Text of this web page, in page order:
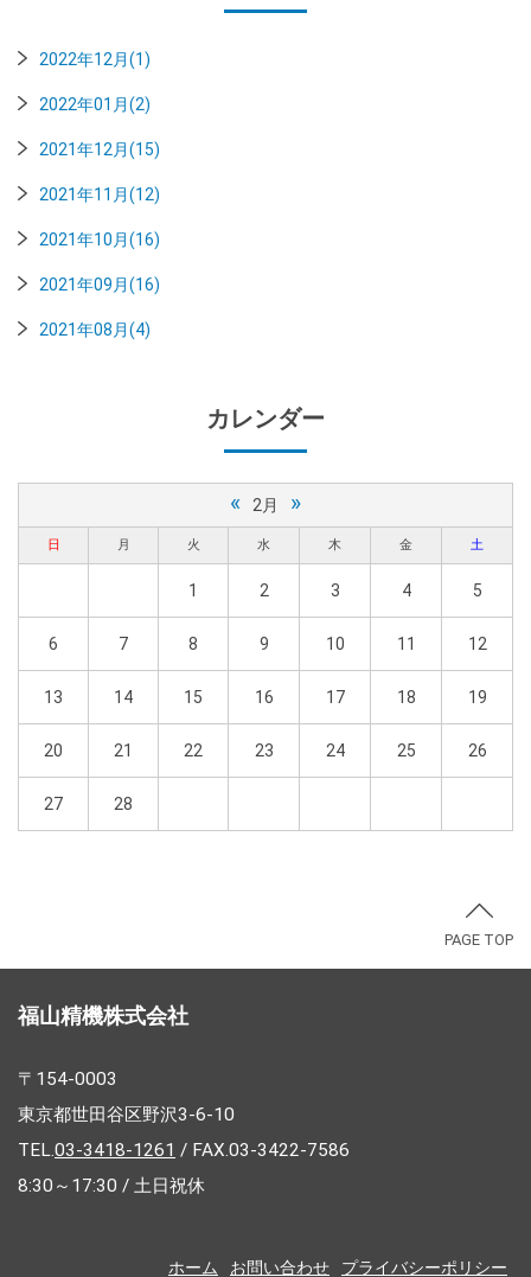
2022年12月(1)
2022年01月(2)
2021年12月(15)
2021年11月(12)
2021年10月(16)
2021年09月(16)
2021年08月(4)
カレンダー
« 2月 »
日 月 火 水 木 金 土
1 2 3 4 5
6 7 8 9 10 11 12
13 14 15 16 17 18 19
20 21 22 23 24 25 26
27 28
PAGE TOP
福山精機株式会社
〒154-0003
東京都世田谷区野沢3-6-10
TEL.03-3418-1261 / FAX.03-3422-7586
8:30～17:30 / 土日祝休
ホーム お問い合わせ プライバシーポリシー